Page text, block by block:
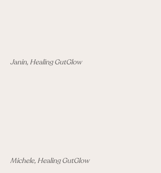
Janin, Healing GutGlow
Michele, Healing GutGlow